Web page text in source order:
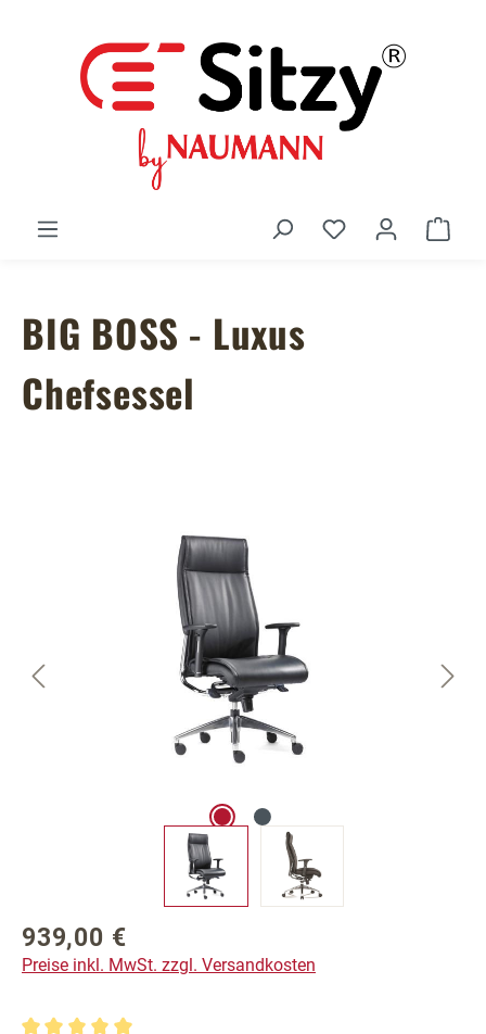
Du hast 0
BIG BOSS - Luxus
Chefsessel
Bildergalerie überspringen
Regulärer Preis:
939,00 €
Preise inkl. MwSt. zzgl. Versandkosten